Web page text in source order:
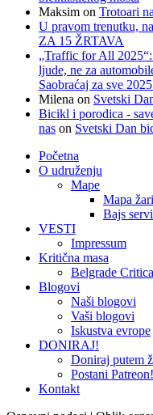
Maksim on Trotoari
U pravom trenutku,
ZA 15 ŽRTAVA
„Traffic for All
ljude, ne za
Saobraćaj za sve
Milena on Svetski
Bicikl i porodica -
nas on Svetski Dan
Početna
O udruženju
Mape
Mapa
Bajs
VESTI
Impressum
Kritična masa
Belgrade
Blogovi
Naši blogovi
Vaši blogovi
Iskustva evrope
DONIRAJ!
Doniraj putem
Postani Patreon!
Kontakt